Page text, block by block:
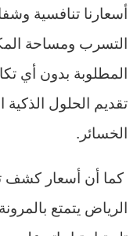
أسعارنا تنافسية
التسرب ومساحة
المطلوبة بدون أي
تقديم الحلول
الخسائر.
كما أن أسعار كشف
الرياض يتمتع